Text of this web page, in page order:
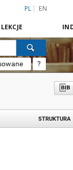
PL EN
?
STRUKTURA